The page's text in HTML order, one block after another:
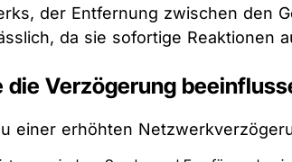
der Entfernung zwischen den
da sie sofortige Reaktionen
die Verzögerung
einer erhöhten